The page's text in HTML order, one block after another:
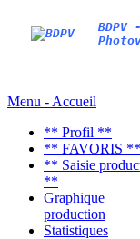
Menu - Accueil
** Profil **
** FAVORIS **
** Saisie
**
Graphique
production
Statistiques